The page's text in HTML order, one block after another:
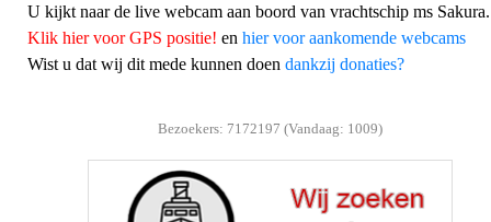
U kijkt naar de live webcam aan boord van vrachtschip ms Sakura.
Klik hier voor GPS positie! en hier voor aankomende webcams
Wist u dat wij dit mede kunnen doen dankzij donaties?
Bezoekers: 7172197 (Vandaag: 1009)